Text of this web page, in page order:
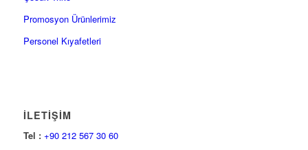
Promosyon Ürünlerimiz
Personel Kıyafetleri
İLETİŞİM
Tel : +90 212 567 30 60